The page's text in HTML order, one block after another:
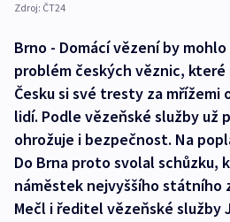
Zdroj: ČT24
Brno - Domácí vězení by
problém českých věznic, které
Česku si své tresty za mřížemi
lidí. Podle vězeňské služby už
ohrožuje i bezpečnost. Na
Do Brna proto svolal schůzku,
náměstek nejvyššího státního
Mečl i ředitel vězeňské služby